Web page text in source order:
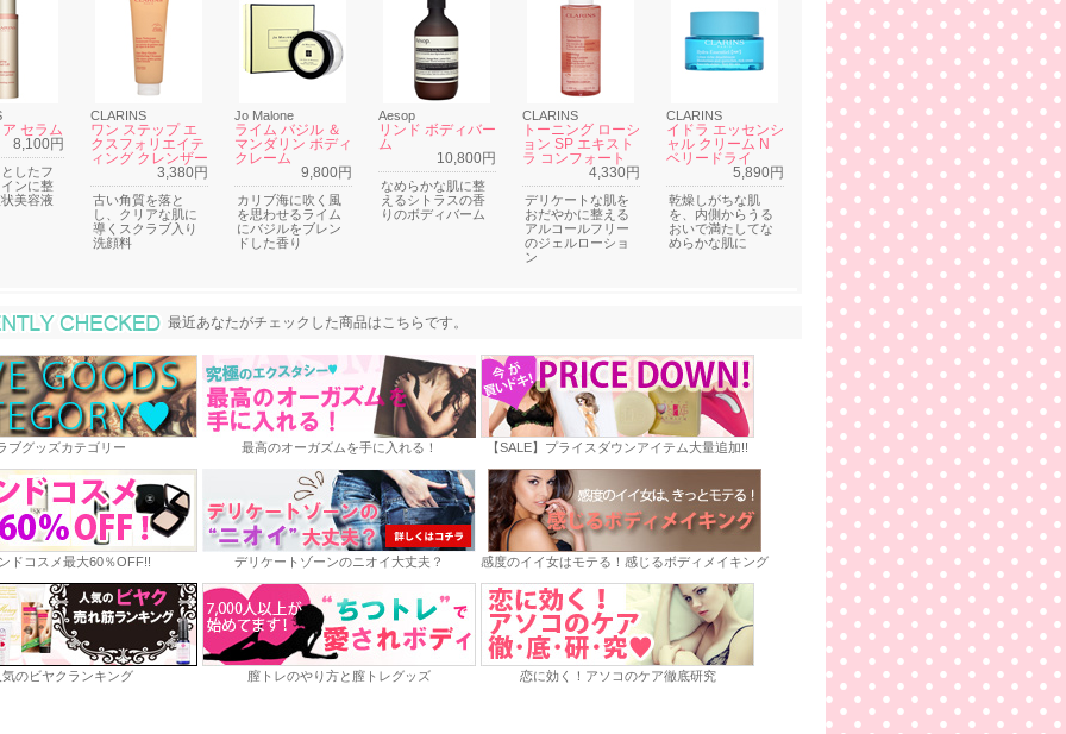
セラム
8,100円
したフ
ンに整
美容液
CLARINS
ワン ステップ エ
クスフォリエイテ
ィング クレンザー
3,380円
古い角質を落と
し、クリアな肌に
導くスクラブ入り
洗顔料
Jo Malone
ライム バジル ＆
マンダリン ボディ
クレーム
9,800円
カリブ海に吹く風
を思わせるライム
にバジルをブレン
ドした香り
Aesop
リンド ボディバー
ム
10,800円
なめらかな肌に整
えるシトラスの香
りのボディバーム
CLARINS
トーニング ローシ
ョン SP エキスト
ラ コンフォート
4,330円
デリケートな肌を
おだやかに整える
アルコールフリー
のジェルローショ
ン
CLARINS
イドラ エッセンシ
ャル クリーム N
ベリードライ
5,890円
乾燥しがちな肌
を、内側からうる
おいで満たしてな
めらかな肌に
最近あなたがチェックした商品
最近あなたがチェックした商品はこちらです。
ブグッズカテゴリー 最高のオーガズムを手に入れる！ 【SALE】プライスダウンアイテム大量追加!!
ドコスメ最大60％OFF!! デリケートゾーンのニオイ大丈夫？ 感度のイイ女はモテる！感じるボディメイキング
のビヤクランキング 膣トレのやり方と膣トレグッズ 恋に効く！アソコのケア徹底研究